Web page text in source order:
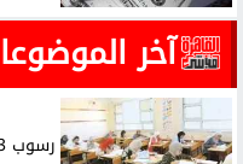
آخر
رسوب 3 مواد في الثانوية العامة 2026.. هل...